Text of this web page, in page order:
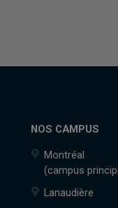
NOS CAMPUS
Montréal
(campus
Lanaudière